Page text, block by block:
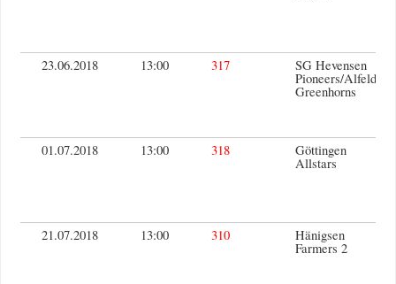
23.06.2018 13:00 317 SG Hevensen
Pioneers/Alfeld
Greenhorns
01.07.2018 13:00 318 Göttingen
Allstars
21.07.2018 13:00 310 Hänigsen
Farmers 2